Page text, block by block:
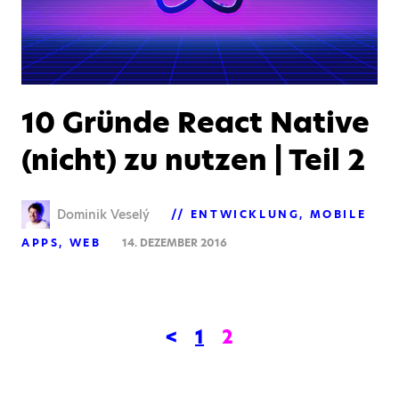
10 Gründe React Native
(nicht) zu nutzen | Teil 2
Dominik Veselý ENTWICKLUNG
MOBILE
APPS
WEB 14. DEZEMBER 2016
< 1 2